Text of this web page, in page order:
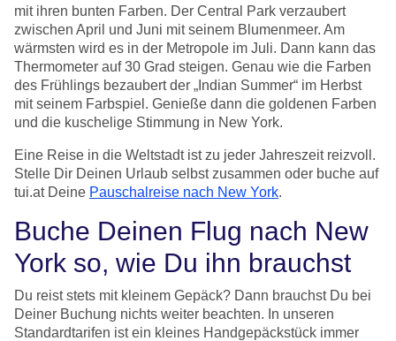
mit ihren bunten Farben. Der Central Park verzaubert
zwischen April und Juni mit seinem Blumenmeer. Am
wärmsten wird es in der Metropole im Juli. Dann kann das
Thermometer auf 30 Grad steigen. Genau wie die Farben
des Frühlings bezaubert der „Indian Summer“ im Herbst
mit seinem Farbspiel. Genieße dann die goldenen Farben
und die kuschelige Stimmung in New York.
Eine Reise in die Weltstadt ist zu jeder Jahreszeit reizvoll.
Stelle Dir Deinen Urlaub selbst zusammen oder buche auf
tui.at Deine Pauschalreise nach New York.
Buche Deinen Flug nach New
York so, wie Du ihn brauchst
Du reist stets mit kleinem Gepäck? Dann brauchst Du bei
Deiner Buchung nichts weiter beachten. In unseren
Standardtarifen ist ein kleines Handgepäckstück immer